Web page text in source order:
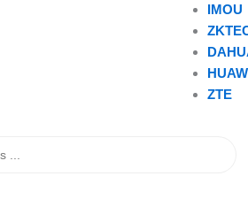
IMOU
ZTE